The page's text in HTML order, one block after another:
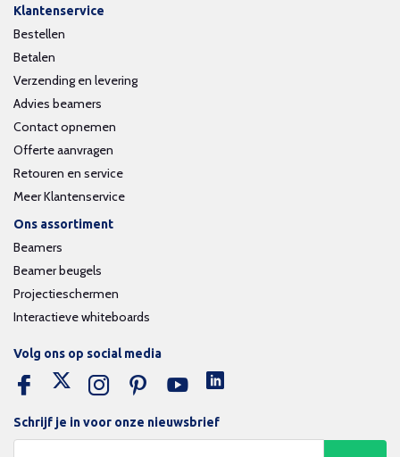
Klantenservice
Bestellen
Betalen
Verzending en levering
Advies beamers
Contact opnemen
Offerte aanvragen
Retouren en service
Meer Klantenservice
Ons assortiment
Beamers
Beamer beugels
Projectieschermen
Interactieve whiteboards
Schrijf je in voor onze nieuwsbrief
Volg ons op social media